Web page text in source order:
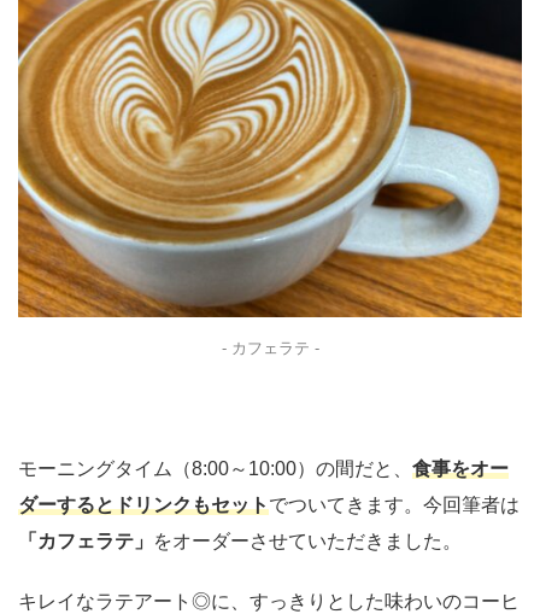
- カフェラテ -
モーニングタイム（8:00～10:00）の間だと、 食事をオー
ダーするとドリンクもセットでついてきます。今回筆者は
「カフェラテ」
をオーダーさせていただきました。
キレイなラテアート◎に、すっきりとした味わいのコーヒ